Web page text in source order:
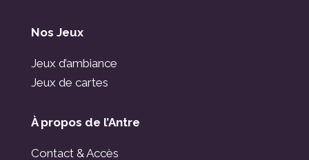
Nos Jeux
Jeux d’ambiance
Jeux de cartes
À propos de l’Antre
Contact & Accès